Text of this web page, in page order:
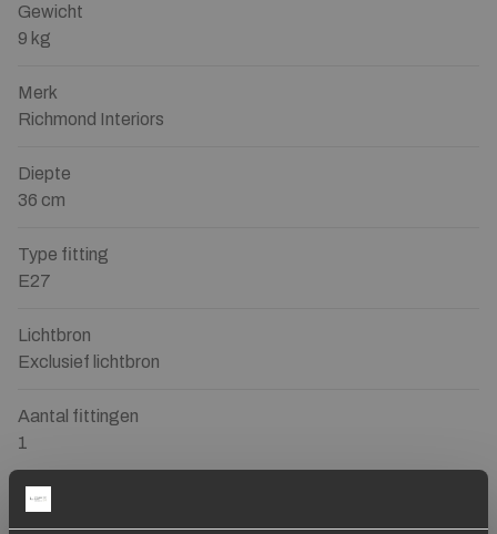
Gewicht
9 kg
Merk
Richmond Interiors
Diepte
36 cm
Type fitting
E27
Lichtbron
Exclusief lichtbron
Aantal fittingen
1